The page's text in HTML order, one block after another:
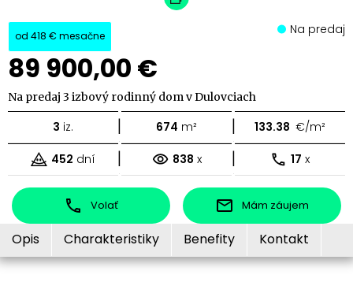
od 418 € mesačne
89 900,00 €
Na predaj
Na predaj 3 izbový rodinný dom v Dulovciach
3 iz. | 674 m² | 133.38 €/m²
452 dní | 838 x | 17 x
Volať Mám záujem
Opis Charakteristiky Benefity Kontakt